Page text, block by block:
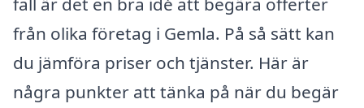
från olika företag i Gemla. På så sätt kan
du jämföra priser och tjänster. Här är
några punkter att tänka på när du begär